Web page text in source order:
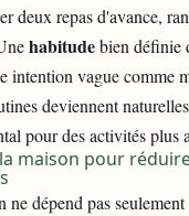
deux repas d'avance,
habitudebien définie
intention vague comme
deviennent
pour des activités plus
maison pour
ne dépend pas